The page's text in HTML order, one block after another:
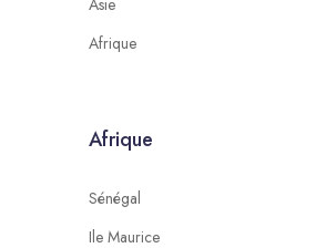
Asie
Afrique
Afrique
Sénégal
Ile Maurice